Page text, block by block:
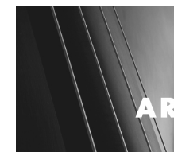
Interfaz
Agujas
Audifonos
Accesorios
Luces y Escenario